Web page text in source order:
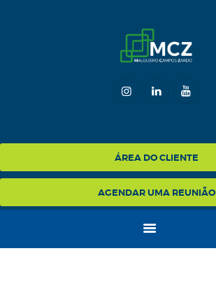
ÁREA DO CLIENTE
AGENDAR UMA REUNIÃO
NA MÍDIA
BLOG
CONTATO